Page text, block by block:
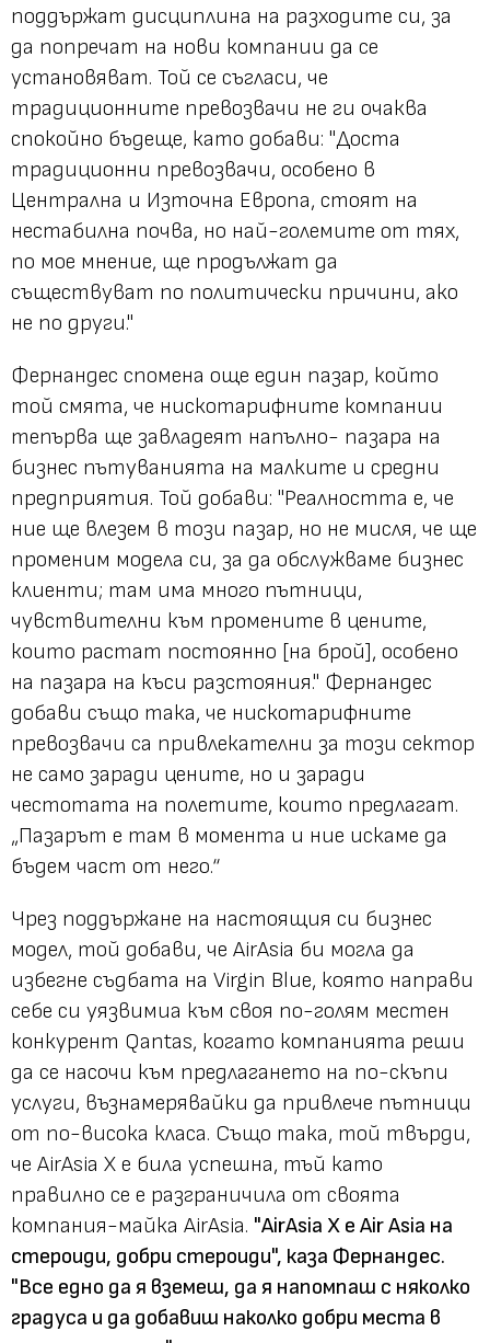
поддържат дисциплина на разходите си, за
да попречат на нови компании да се
установяват. Той се съгласи, че
традиционните превозвачи не ги очаква
спокойно бъдеще, като добави: "Доста
традиционни превозвачи, особено в
Централна и Източна Европа, стоят на
нестабилна почва, но най-големите от тях,
по мое мнение, ще продължат да
съществуват по политически причини, ако
не по други."
Фернандес спомена още един пазар, който
той смята, че нискотарифните компании
тепърва ще завладеят напълно- пазара на
бизнес пътуванията на малките и средни
предприятия. Той добави: "Реалността е, че
ние ще влезем в този пазар, но не мисля, че ще
променим модела си, за да обслужваме бизнес
клиенти; там има много пътници,
чувствителни към промените в цените,
които растат постоянно [на брой], особено
на пазара на къси разстояния." Фернандес
добави също така, че нискотарифните
превозвачи са привлекателни за този сектор
не само заради цените, но и заради
честотата на полетите, които предлагат.
„Пазарът е там в момента и ние искаме да
бъдем част от него.“
Чрез поддържане на настоящия си бизнес
модел, той добави, че AirAsia би могла да
избегне съдбата на Virgin Blue, която направи
себе си уязвимиа към своя по-голям местен
конкурент Qantas, когато компанията реши
да се насочи към предлагането на по-скъпи
услуги, възнамерявайки да привлече пътници
от по-висока класа. Също така, той твърди,
че AirAsia X е била успешна, тъй като
правилно се е разграничила от своята
компания-майка AirAsia. "AirAsia X е Air Asia на
стероиди, добри стероиди", каза Фернандес.
"Все едно да я вземеш, да я напомпаш с няколко
градуса и да добавиш наколко добри места в